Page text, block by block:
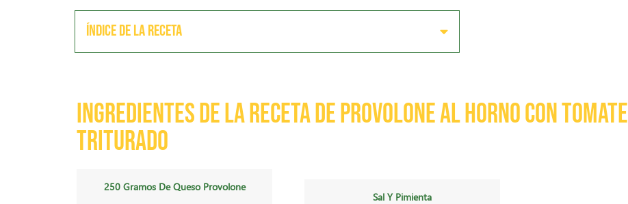
Índice de la receta
Ingredientes de la receta de provolone al horno con tomate
triturado
250 Gramos De Queso Provolone
Sal Y Pimienta